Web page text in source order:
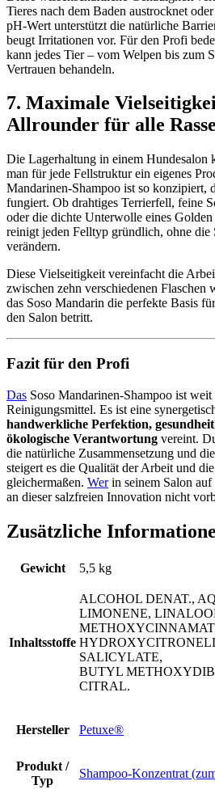
Tieres nach dem Baden austrocknet
pH-Wert unterstützt die natürliche
beugt Irritationen vor. Für den Profi
kann jedes Tier – vom Welpen bis zum
Vertrauen behandeln.
7. Maximale
Allrounder für alle
Die Lagerhaltung in einem Hundesalon
man für jede Fellstruktur ein eigenes
Mandarinen-Shampoo ist so konzipiert,
fungiert. Ob drahtiges Terrierfell, feine
oder die dichte Unterwolle eines
reinigt jeden Felltyp gründlich, ohne die
verändern.
Diese Vielseitigkeit vereinfacht die
zwischen zehn verschiedenen Flaschen
das Soso Mandarin die perfekte Basis
den Salon betritt.
Fazit für den Profi
Das Soso Mandarinen-Shampoo ist weit
Reinigungsmittel. Es ist eine
handwerkliche Perfektion,
ökologische Verantwortung vereint.
die natürliche Zusammensetzung und
steigert es die Qualität der Arbeit und
gleichermaßen. Werin seinem Salon
an dieser salzfreien Innovation nicht
Zusätzliche
Gewicht 5,5 kg
Inhaltsstoffe
ALCOHOL DENAT.,
LIMONENE,
SALICYLATE,
BUTYL
CITRAL.
Hersteller Petuxe®
Produkt /
Typ
Shampoo-Konzentrat